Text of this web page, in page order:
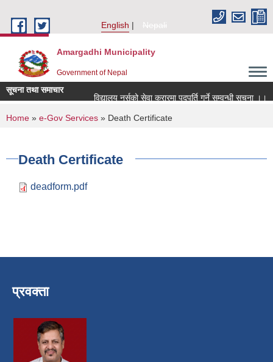
English
Nepali
Amargadhi Municipality
Government of Nepal
सूचना तथा समाचार
विद्यालय नर्सको सेवा करारमा पदपूर्ति गर्ने सम्वन्धी सूचना ।।
You are here
Home » e-Gov Services » Death Certificate
Death Certificate
deadform.pdf
प्रवक्ता